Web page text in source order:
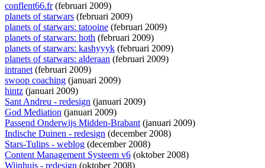
conflent66.fr(februari 2009)
planets of starwars (februari 2009)
planets of starwars: tatooine (februari 2009)
planets of starwars: hoth (februari 2009)
planets of starwars: kashyyyk (februari 2009)
planets of starwars: alderaan (februari 2009)
intranet(februari 2009)
swoop coaching (januari 2009)
hintz (januari 2009)
Sant Andreu - redesign (januari 2009)
God Mediation (januari 2009)
Passend Onderwijs Midden-Brabant(januari 2009)
Indische Duinen - redesign (december 2008)
Stars-Tulips - weblog (december 2008)
Content Management Systeem v6 (oktober 2008)
Wijnhuis - redesign (oktober 2008)